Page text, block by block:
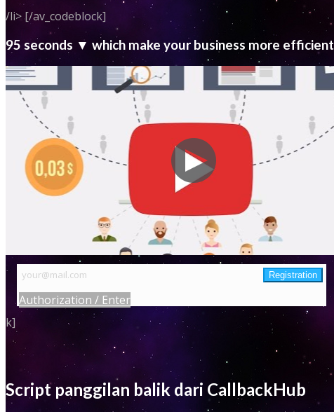
/li> [/av_codeblock]
95 seconds ▼ which make your business more efficient
Authorization / Enter
k]
Script panggilan balik dari CallbackHub